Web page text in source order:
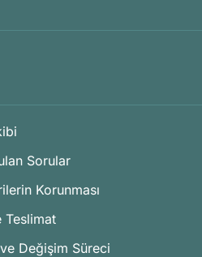
Sorular
Korunması
Teslimat
ve Değişim Süreci